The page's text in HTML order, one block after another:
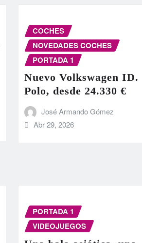
COCHES
NOVEDADES COCHES
PORTADA 1
Nuevo Volkswagen ID.
Polo, desde 24.330 €
José Armando Gómez
Abr 29, 2026
PORTADA 1
VIDEOJUEGOS